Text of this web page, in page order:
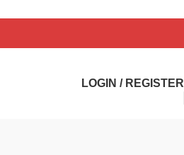
LOGIN / REGISTER